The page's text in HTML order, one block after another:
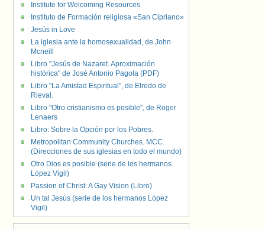
Institute for Welcoming Resources
Instituto de Formación religiosa «San Cipriano»
Jesús in Love
La iglesia ante la homosexualidad, de John
Mcneill
Libro "Jesús de Nazaret. Aproximación
histórica" de José Antonio Pagola (PDF)
Libro "La Amistad Espiritual", de Elredo de
Rieval.
Libro "Otro cristianismo es posible", de Roger
Lenaers
Libro: Sobre la Opción por los Pobres.
Metropolitan Community Churches. MCC.
(Direcciones de sus iglesias en todo el mundo)
Otro Dios es posible (serie de los hermanos
López Vigil)
Passion of Christ: A Gay Vision (Libro)
Un tal Jesús (serie de los hermanos López
Vigil)